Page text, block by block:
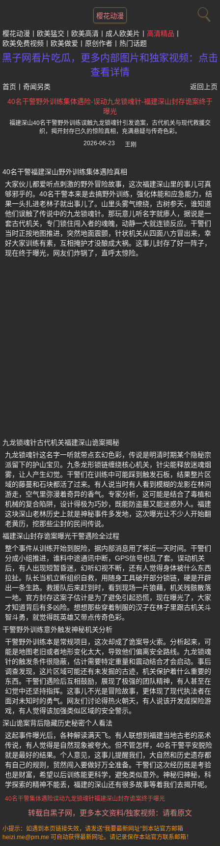
樱花动漫
樱花动漫 欧美猛交 欧美高清 成人欧美片
高清精品
欧美免费视频
欧美做爱 原创作者 热门话题
黑子网看片吃瓜，更多内部图片和独家视频：点击
查看详情
首页 奇闻另类
返回上页
40名干警野外训练集体遇险-误动九龙锁魂针-福建深山封存诡案终于
曝光
福建深山40名干警野外训练误触九龙锁魂针引发诡案，古代机关与现代救援交
织，揭开封存已久的惊险真相，充满悬疑与传奇色彩。
2026-06-23
王刚
40名干警福建深山野外训练集体遇险真相
大家伙儿都爱听点刺激的野外冒险故事，这次福建深山里的事儿可真
够邪乎的。40名干警本来是去搞野外训练，强化体能和应急能力，结
果一头扎进老林子就出事儿了。山里头雾气缭绕，古树参天，谁知道
他们误触了传说中的九龙锁魂针。那玩意儿听名字就瘆人，据说是一
套古代机关，专门锁住闯入者的魂魄，动静一大就连锁反应。干警们
当时正按地图推进，突然地面震颤，针状机关从四面八方冒出来，幸
好大家训练有素，互相掩护才没酿成大祸。这事儿封存了好一阵子，
现在终于曝光，网友们炸锅了，直呼太惊险。
九龙锁魂针古代机关福建深山诡案揭秘
九龙锁魂针这名字一听就带点玄幻色彩，传说是明清时期某个隐秘宗
派留下的护山宝贝。九条龙形锁链缠绕核心机关，针尖能释放迷魂烟
雾，让人产生幻觉。干警们在训练中可能踩到触发石板，结果整片区
域的藤蔓和石块都活了过来。有人说当时有人看到模糊的龙影在林间
游走，空气里弥漫着奇异的香气。专家分析，这可能是结合了毒植和
机械的复合陷阱，设计得极为巧妙，既能防盗墓又能迷惑外人。福建
这块深山老林历史上就是神秘事件多发地，这次曝光让不少人开始翻
老黄历，挖那些尘封的民间传说。
福建深山封存诡案曝光干警遇险全过程
整个事件从训练开始到脱险，据内部消息用了将近一天时间。干警们
分成小组推进，谁料中途通讯中断，GPS信号也乱了套。误动机关
后，有人出现短暂昏迷，幻听幻视不断，还有人觉得身体被什么东西
拉扯。队长当机立断组织自救，用随身工具破开部分锁链，硬是开辟
出一条生路。救援队后来赶到时，看到现场一片狼藉，机关残骸散落
一地。官方封存这案子估计是为了避免引起恐慌，现在曝光了，大家
才知道背后有多凶险。想想那些穿着制服的汉子在林子里跟古机关斗
智斗勇，就觉得既英雄又带点传奇色彩。
干警野外训练意外触发神秘机关分析
干警野外训练本是常规项目，这次却成了诡案导火索。分析起来，可
能是地图老旧或者地形变化太大，导致他们偏离安全路线。九龙锁魂
针的触发条件很隐蔽，估计需要特定重量和震动结合才会启动。事后
调查发现，这片区域可能还有未发掘的古迹，机关保护着什么重要的
东西。干警们遇险后互相鼓励，展现了极强的团队精神，有人甚至在
幻觉中还坚持指挥。这事儿不光是冒险故事，更体现了现代执法者在
面对未知时的勇气。网友们讨论得热火朝天，有人说该开发成探险游
戏，有人觉得该加强类似区域的安全警示。
深山诡案背后隐藏历史秘密个人看法
这起事件曝光后，各种解读满天飞。有人联想到福建当地古老的巫术
传说，有人觉得是自然现象被夸大。但不管怎样，40名干警平安脱险
就是最好的结果。个人意见，这事儿提醒我们，大自然和历史遗存都
有自己的规则，贸然闯入要做好万全准备。干警们这次经历既是考验
也是财富，希望以后训练能更科学，避免类似意外。神秘归神秘，科
学探索的精神不能丢，福建的深山还有很多故事等着我们去揭开呢。
40名干警集体遇险误动九龙锁魂针福建深山封存诡案终于曝光
转载自黑子网，更多本文资料/独家视频：请看原文
小提示：如遇到本页链接失效，请发送“我要最新网址”到本站官方邮箱
heizi.me@pm.me 可自动获得最新网址。请记录保存本站官方联系邮箱！